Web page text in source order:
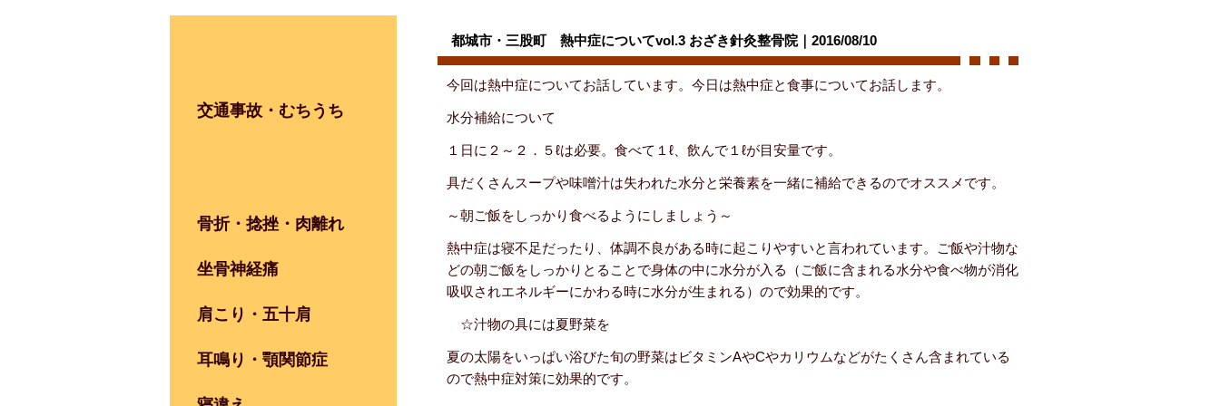
都城市・三股町 熱中症についてvol.3 おざき針灸整骨院｜2016/08/10
今回は熱中症についてお話しています。今日は熱中症と食事についてお話します。
水分補給について
１日に２～２．５ℓは必要。食べて１ℓ、飲んで１ℓが目安量です。
具だくさんスープや味噌汁は失われた水分と栄養素を一緒に補給できるのでオススメです。
～朝ご飯をしっかり食べるようにしましょう～
熱中症は寝不足だったり、体調不良がある時に起こりやすいと言われています。ご飯や汁物な
どの朝ご飯をしっかりとることで身体の中に水分が入る（ご飯に含まれる水分や食べ物が消化
吸収されエネルギーにかわる時に水分が生まれる）ので効果的です。
☆汁物の具には夏野菜を
夏の太陽をいっぱい浴びた旬の野菜はビタミンAやCやカリウムなどがたくさん含まれている
ので熱中症対策に効果的です。
交通事故・むちうち
骨折・捻挫・肉離れ
坐骨神経痛
肩こり・五十肩
耳鳴り・顎関節症